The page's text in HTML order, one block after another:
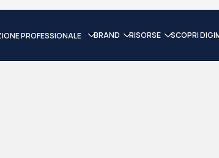
PROFESSIONALE BRAND RISORSE SCOPRI